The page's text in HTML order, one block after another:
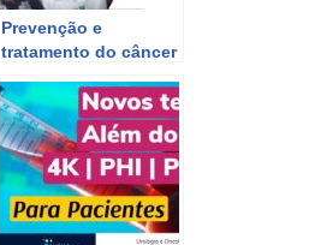
Prevenção e
tratamento do câncer
mais